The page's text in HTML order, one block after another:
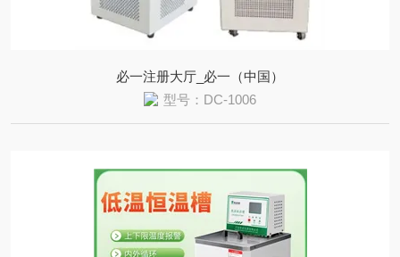
必一注册大厅_必一（中国）
型号：DC-1006